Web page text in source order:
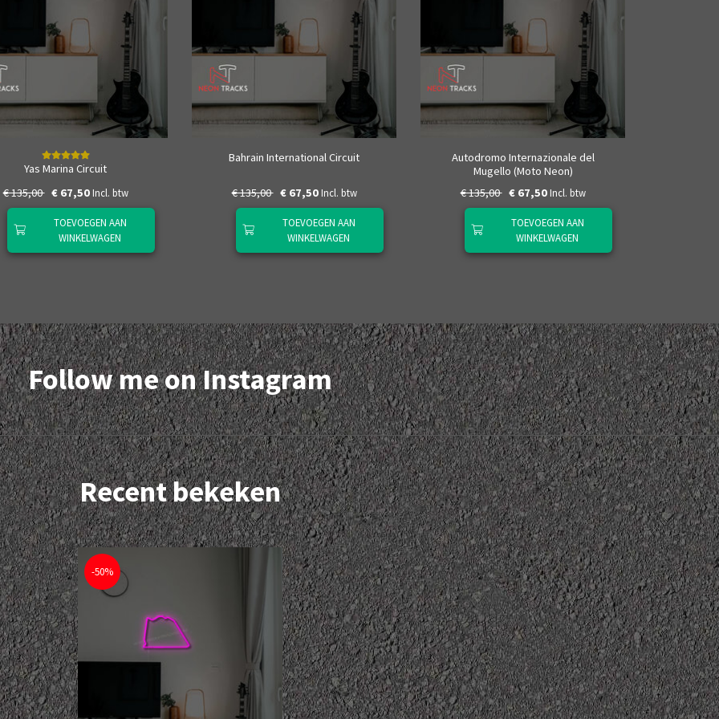
Yas Marina Circuit
€ 135,00 € 67,50 Incl. btw
TOEVOEGEN AAN
WINKELWAGEN
Bahrain International Circuit
€ 135,00 € 67,50 Incl. btw
TOEVOEGEN AAN
WINKELWAGEN
Autodromo Internazionale del
Mugello (Moto Neon)
€ 135,00 € 67,50 Incl. btw
TOEVOEGEN AAN
WINKELWAGEN
Follow me on Instagram
Recent bekeken
-50%